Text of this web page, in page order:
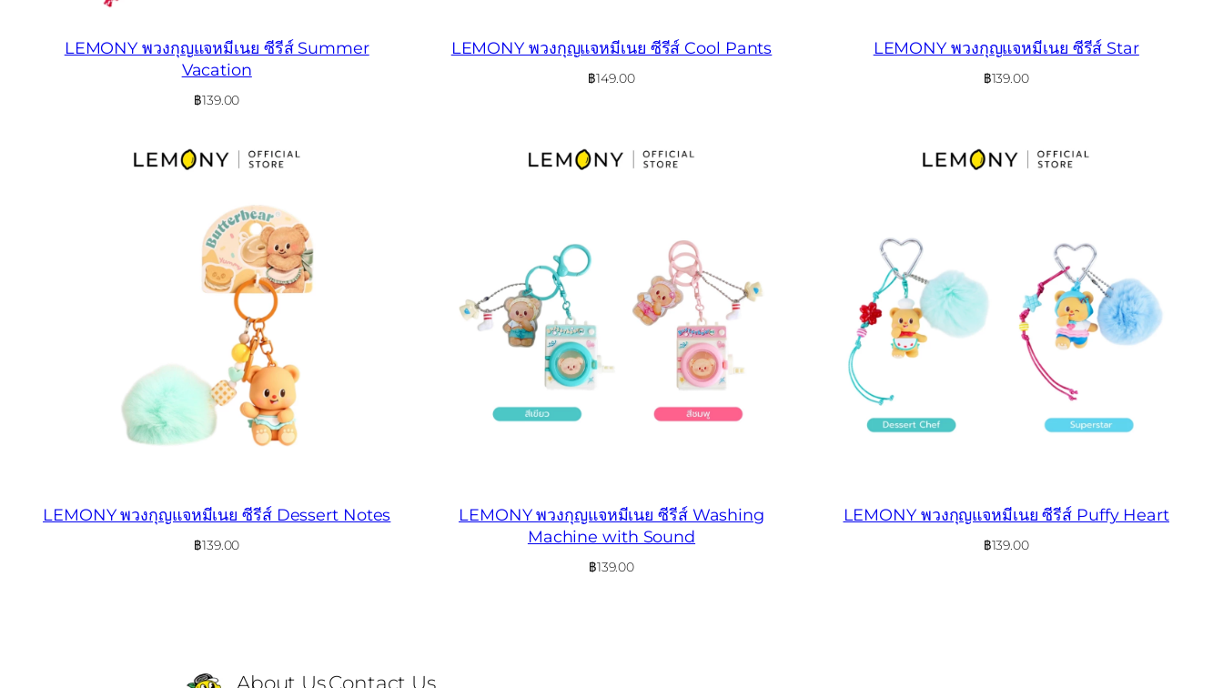
LEMONY พวงกุญแจหมีเนย ซีรีส์ Summer
Vacation
฿139.00
LEMONY พวงกุญแจหมีเนย ซีรีส์ Cool Pants
฿149.00
LEMONY พวงกุญแจหมีเนย ซีรีส์ Star
฿139.00
LEMONY พวงกุญแจหมีเนย ซีรีส์ Dessert Notes
฿139.00
LEMONY พวงกุญแจหมีเนย ซีรีส์ Washing
Machine with Sound
฿139.00
LEMONY พวงกุญแจหมีเนย ซีรีส์ Puffy Heart
฿139.00
About UsContact Us